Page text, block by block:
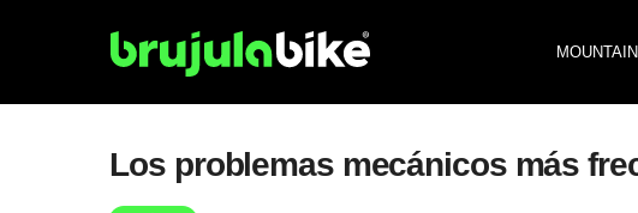
Los problemas mecánicos más